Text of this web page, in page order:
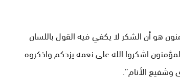
هو أن الشكر لا يكفي فيه القول باللسان
اشكروا الله على نعمه يزدكم واذكروه
وشفيع الأنام”.